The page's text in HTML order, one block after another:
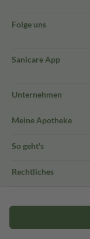
Folge uns
Sanicare App
Unternehmen
Meine Apotheke
So geht's
Rechtliches